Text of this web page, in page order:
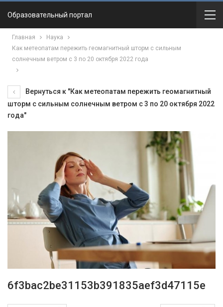
Образовательный портал
Главная
Наука
Как метеопатам пережить геомагнитный шторм с сильным
солнечным ветром с 3 по 20 октября 2022 года
Вернуться к "Как метеопатам пережить геомагнитный
шторм с сильным солнечным ветром с 3 по 20 октября 2022
года"
6f3bac2be31153b391835aef3d47115e